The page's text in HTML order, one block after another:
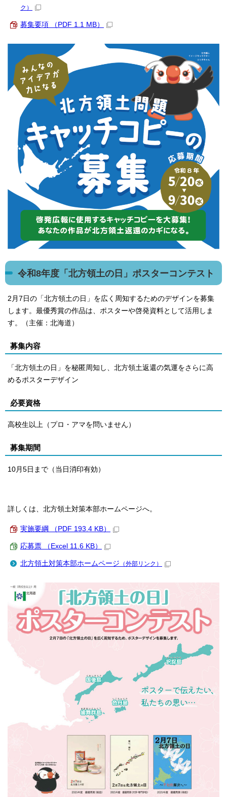
ク）
募集要項 （PDF 1.1 MB）
令和8年度「北方領土の日」ポスターコンテスト
2月7日の「北方領土の日」を広く周知するためのデザインを募集
します。最優秀賞の作品は、ポスターや啓発資料として活用しま
す。（主催：北海道）
募集内容
「北方領土の日」を秘匿周知し、北方領土返還の気運をさらに高
めるポスターデザイン
必要資格
高校生以上（プロ・アマを問いません）
募集期間
10月5日まで（当日消印有効）
詳しくは、北方領土対策本部ホームページへ。
実施要綱 （PDF 193.4 KB）
応募票 （Excel 11.6 KB）
北方領土対策本部ホームページ （外部リンク）